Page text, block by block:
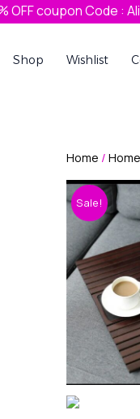
OFF coupon Code :
Shop Wishlist
Home /
Sale!